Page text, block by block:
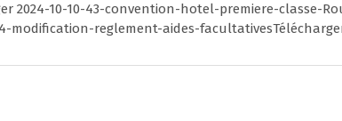
2024-10-10-43-convention-hotel-premiere-classe-
modification-reglement-aides-